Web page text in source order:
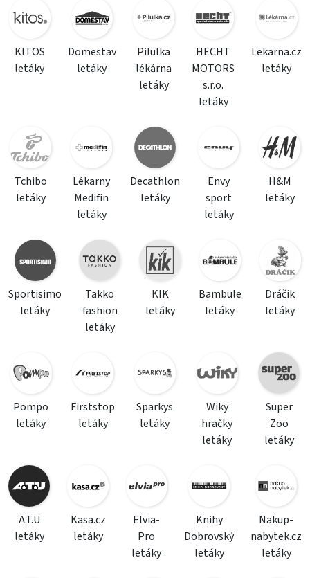
KITOS
letáky
Domestav
letáky
Pilulka
lékárna
letáky
HECHT
MOTORS
s.r.o.
letáky
Lekarna.cz
letáky
Tchibo
letáky
Lékarny
Medifin
letáky
Decathlon
letáky
Envy
sport
letáky
H&M
letáky
Sportisimo
letáky
Takko
fashion
letáky
KIK
letáky
Bambule
letáky
Dráčik
letáky
Pompo
letáky
Firststop
letáky
Sparkys
letáky
Wiky
hračky
letáky
Super
Zoo
letáky
A.T.U
letáky
Kasa.cz
letáky
Elvia-
Pro
letáky
Knihy
Dobrovský
letáky
Nakup-
nabytek.cz
letáky